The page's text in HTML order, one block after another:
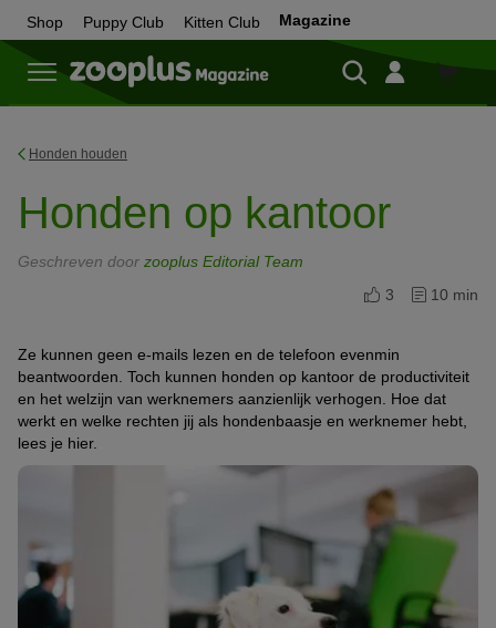
Shop Puppy Club Kitten Club Magazine
Shop
Honden houden
Honden op kantoor
Geschreven door zooplus Editorial Team
3
10 min
Ze kunnen geen e-mails lezen en de telefoon evenmin
beantwoorden. Toch kunnen honden op kantoor de productiviteit
en het welzijn van werknemers aanzienlijk verhogen. Hoe dat
werkt en welke rechten jij als hondenbaasje en werknemer hebt,
lees je hier.